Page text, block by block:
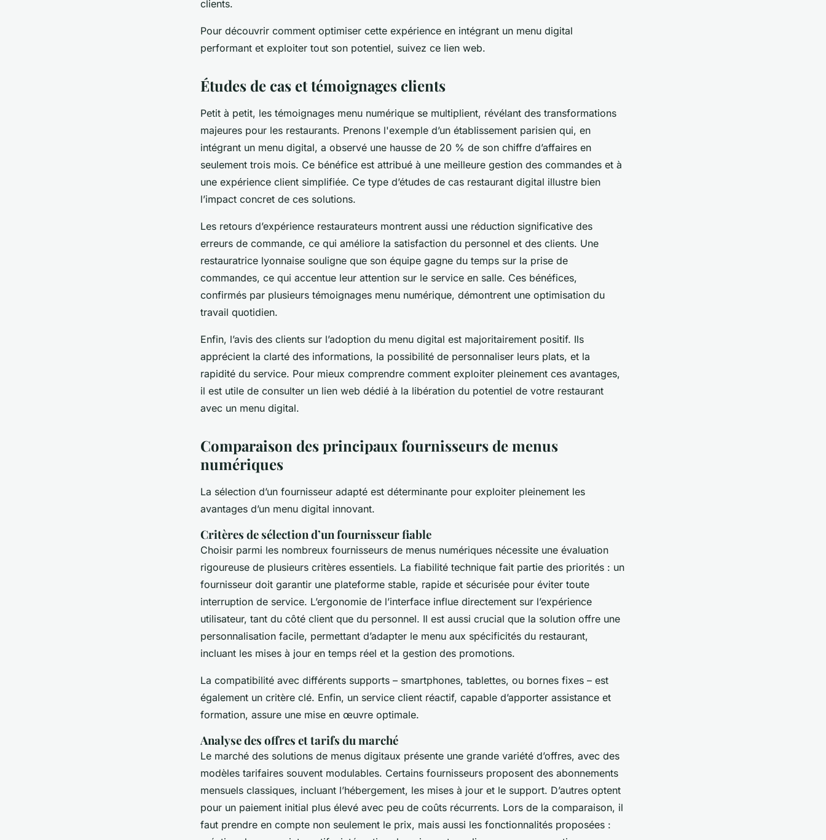
clients.
Pour découvrir comment optimiser cette expérience en intégrant un menu digital
performant et exploiter tout son potentiel, suivez ce lien web.
Études de cas et témoignages clients
Petit à petit, les témoignages menu numérique se multiplient, révélant des transformations
majeures pour les restaurants. Prenons l'exemple d’un établissement parisien qui, en
intégrant un menu digital, a observé une hausse de 20 % de son chiffre d’affaires en
seulement trois mois. Ce bénéfice est attribué à une meilleure gestion des commandes et à
une expérience client simplifiée. Ce type d’études de cas restaurant digital illustre bien
l’impact concret de ces solutions.
Les retours d’expérience restaurateurs montrent aussi une réduction significative des
erreurs de commande, ce qui améliore la satisfaction du personnel et des clients. Une
restauratrice lyonnaise souligne que son équipe gagne du temps sur la prise de
commandes, ce qui accentue leur attention sur le service en salle. Ces bénéfices,
confirmés par plusieurs témoignages menu numérique, démontrent une optimisation du
travail quotidien.
Enfin, l’avis des clients sur l’adoption du menu digital est majoritairement positif. Ils
apprécient la clarté des informations, la possibilité de personnaliser leurs plats, et la
rapidité du service. Pour mieux comprendre comment exploiter pleinement ces avantages,
il est utile de consulter un lien web dédié à la libération du potentiel de votre restaurant
avec un menu digital.
Comparaison des principaux fournisseurs de menus
numériques
La sélection d’un fournisseur adapté est déterminante pour exploiter pleinement les
avantages d’un menu digital innovant.
Critères de sélection d’un fournisseur fiable
Choisir parmi les nombreux fournisseurs de menus numériques nécessite une évaluation
rigoureuse de plusieurs critères essentiels. La fiabilité technique fait partie des priorités : un
fournisseur doit garantir une plateforme stable, rapide et sécurisée pour éviter toute
interruption de service. L’ergonomie de l’interface influe directement sur l’expérience
utilisateur, tant du côté client que du personnel. Il est aussi crucial que la solution offre une
personnalisation facile, permettant d’adapter le menu aux spécificités du restaurant,
incluant les mises à jour en temps réel et la gestion des promotions.
La compatibilité avec différents supports – smartphones, tablettes, ou bornes fixes – est
également un critère clé. Enfin, un service client réactif, capable d’apporter assistance et
formation, assure une mise en œuvre optimale.
Analyse des offres et tarifs du marché
Le marché des solutions de menus digitaux présente une grande variété d’offres, avec des
modèles tarifaires souvent modulables. Certains fournisseurs proposent des abonnements
mensuels classiques, incluant l’hébergement, les mises à jour et le support. D’autres optent
pour un paiement initial plus élevé avec peu de coûts récurrents. Lors de la comparaison, il
faut prendre en compte non seulement le prix, mais aussi les fonctionnalités proposées :